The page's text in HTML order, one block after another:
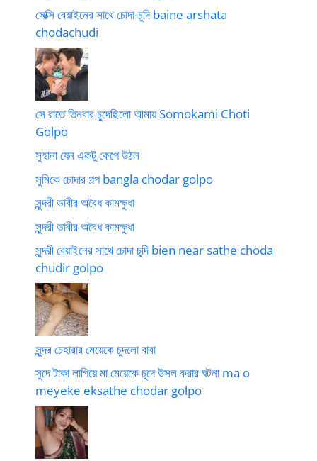
সেক্সি বেয়াইনের সাথে চোদা-চুদি baine arshata
chodachudi
সে রাতে তিনবার চুদেছিলো আমায় Somokami Choti
Golpo
সুহানা যেন একটু কেপে উঠল
সুমিকে চোদার গল্প bangla chodar golpo
সুন্দরী ভাবীর অবৈধ কামক্ষুধা
সুন্দরী ভাবীর অবৈধ কামক্ষুধা
সুন্দরী বেয়াইনের সাথে চোদা চুদি bien near sathe choda
chudir golpo
সুন্দর চেহারার মেয়েকে চুদলো বাবা
সুদে টাকা লাগিয়ে মা মেয়েকে চুদে উসল করার ঘটনা ma o
meyeke eksathe chodar golpo